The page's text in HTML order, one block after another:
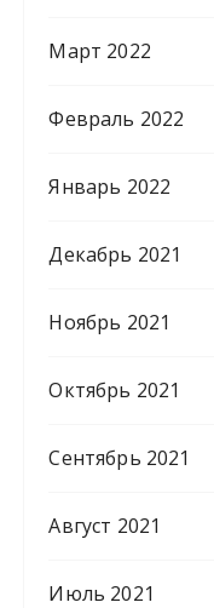
Март 2022
Февраль 2022
Январь 2022
Декабрь 2021
Ноябрь 2021
Октябрь 2021
Сентябрь 2021
Август 2021
Июль 2021